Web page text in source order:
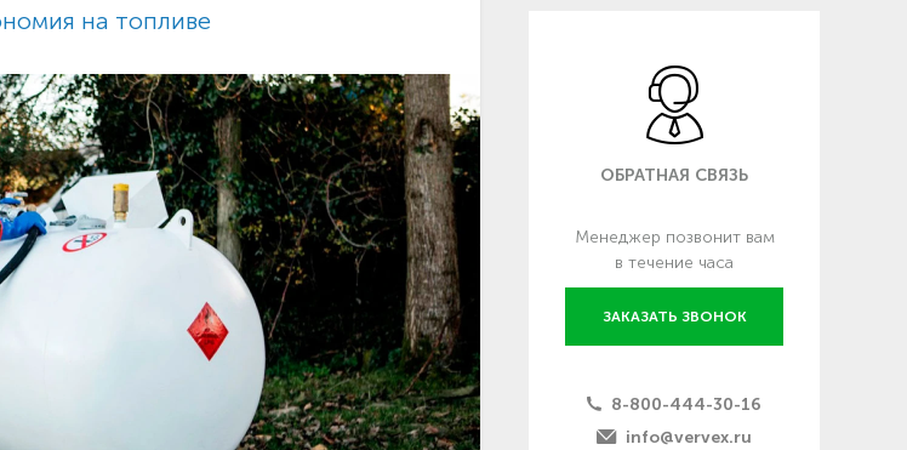
на топливе
ОБРАТНАЯ СВЯЗЬ
Менеджер позвонит вам
в течение часа
ЗАКАЗАТЬ ЗВОНОК
8-800-444-30-16
info@vervex.ru